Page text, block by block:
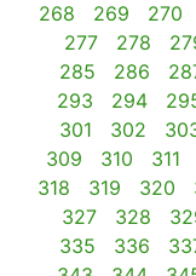
268
269 270
277
278
285
286
293
294
301
302
309
310 311
318
319 320
327
328
335
336